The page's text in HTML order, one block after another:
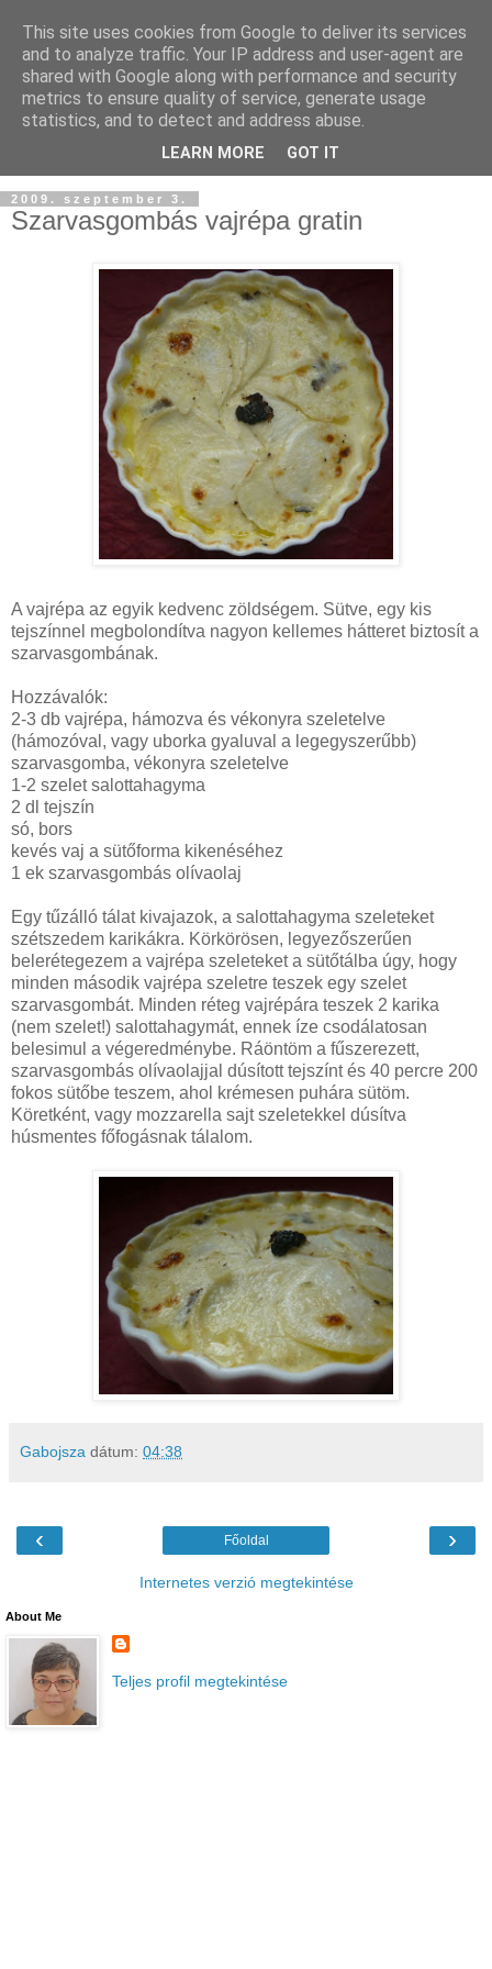
2009. szeptember 3.
Szarvasgombás vajrépa gratin
A vajrépa az egyik kedvenc zöldségem. Sütve, egy kis
tejszínnel megbolondítva nagyon kellemes hátteret biztosít a
szarvasgombának.
Hozzávalók:
2-3 db vajrépa, hámozva és vékonyra szeletelve
(hámozóval, vagy uborka gyaluval a legegyszerűbb)
szarvasgomba, vékonyra szeletelve
1-2 szelet salottahagyma
2 dl tejszín
só, bors
kevés vaj a sütőforma kikenéséhez
1 ek szarvasgombás olívaolaj
Egy tűzálló tálat kivajazok, a salottahagyma szeleteket
szétszedem karikákra. Körkörösen, legyezőszerűen
belerétegezem a vajrépa szeleteket a sütőtálba úgy, hogy
minden második vajrépa szeletre teszek egy szelet
szarvasgombát. Minden réteg vajrépára teszek 2 karika
(nem szelet!) salottahagymát, ennek íze csodálatosan
belesimul a végeredménybe. Ráöntöm a fűszerezett,
szarvasgombás olívaolajjal dúsított tejszínt és 40 percre 200
fokos sütőbe teszem, ahol krémesen puhára sütöm.
Köretként, vagy mozzarella sajt szeletekkel dúsítva
húsmentes főfogásnak tálalom.
Gabojsza dátum: 04:38
‹ ›
Főoldal
Internetes verzió megtekintése
About Me
Teljes profil megtekintése
This site uses cookies from Google to deliver its services
and to analyze traffic. Your IP address and user-agent are
shared with Google along with performance and security
metrics to ensure quality of service, generate usage
statistics, and to detect and address abuse.
LEARN MORE GOT IT